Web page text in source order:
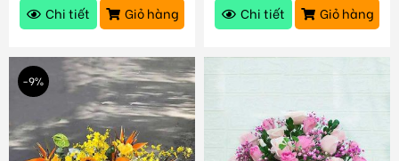
Chi tiết
Giỏ hàng
Chi tiết
Giỏ hàng
-9%